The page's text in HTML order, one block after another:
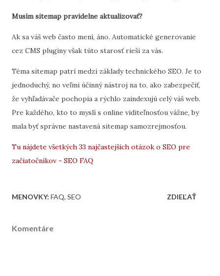
Musím sitemap pravidelne aktualizovať?
Ak sa váš web často mení, áno. Automatické generovanie
cez CMS pluginy však túto starosť rieši za vás.
Téma sitemap patrí medzi základy technického SEO. Je to
jednoduchý, no veľmi účinný nástroj na to, ako zabezpečiť,
že vyhľadávače pochopia a rýchlo zaindexujú celý váš web.
Pre každého, kto to myslí s online viditeľnosťou vážne, by
mala byť správne nastavená sitemap samozrejmosťou.
Tu nájdete všetkých 33 najčastejších otázok o SEO pre
začiatočníkov - SEO FAQ
MENOVKY: FAQ SEO ZDIEĽAŤ
Komentáre